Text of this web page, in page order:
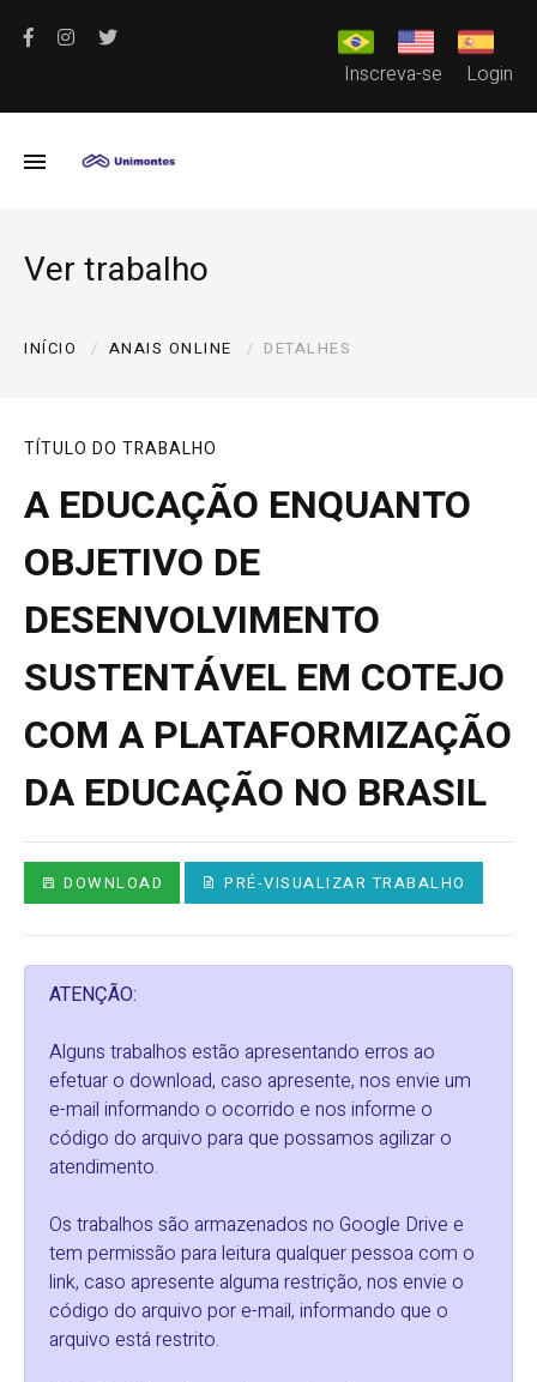
Inscreva-se Login
Ver trabalho
INÍCIO ANAIS ONLINE DETALHES
TÍTULO DO TRABALHO
A EDUCAÇÃO ENQUANTO
OBJETIVO DE
DESENVOLVIMENTO
SUSTENTÁVEL EM COTEJO
COM A PLATAFORMIZAÇÃO
DA EDUCAÇÃO NO BRASIL
DOWNLOAD PRÉ-VISUALIZAR TRABALHO
ATENÇÃO:
Alguns trabalhos estão apresentando erros ao
efetuar o download, caso apresente, nos envie um
e-mail informando o ocorrido e nos informe o
código do arquivo para que possamos agilizar o
atendimento.
Os trabalhos são armazenados no Google Drive e
tem permissão para leitura qualquer pessoa com o
link, caso apresente alguma restrição, nos envie o
código do arquivo por e-mail, informando que o
arquivo está restrito.